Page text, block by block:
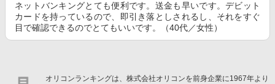
ネットバンキングとても便利です。送金も早いです。デビット
カードを持っているので、即引き落としされるし、それをすぐ
目で確認できるのでとてもいいです。（40代／女性）
オリコンランキングは、株式会社オリコンを前身企業に1967年より